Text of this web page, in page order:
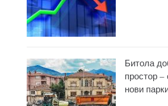
Битола
простор –
нови